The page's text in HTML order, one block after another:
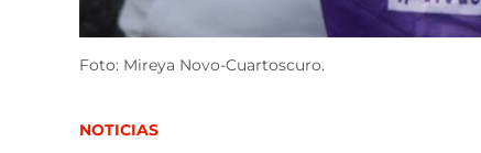
Foto: Mireya Novo-Cuartoscuro.
POSTED
NOTICIAS